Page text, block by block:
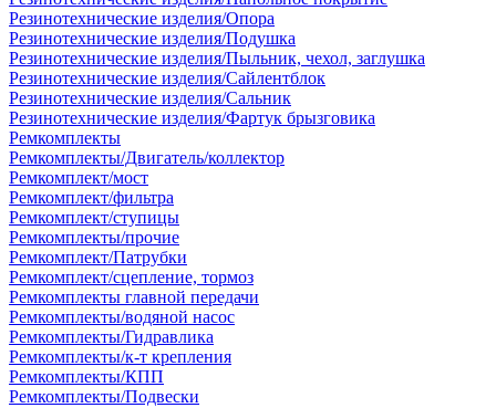
Резинотехнические изделия/Опора
Резинотехнические изделия/Подушка
Резинотехнические изделия/Пыльник, чехол, заглушка
Резинотехнические изделия/Сайлентблок
Резинотехнические изделия/Сальник
Резинотехнические изделия/Фартук брызговика
Ремкомплекты
Ремкомплекты/Двигатель/коллектор
Ремкомплект/мост
Ремкомплект/фильтра
Ремкомплект/ступицы
Ремкомплекты/прочие
Ремкомплект/Патрубки
Ремкомплект/сцепление, тормоз
Ремкомплекты главной передачи
Ремкомплекты/водяной насос
Ремкомплекты/Гидравлика
Ремкомплекты/к-т крепления
Ремкомплекты/КПП
Ремкомплекты/Подвески